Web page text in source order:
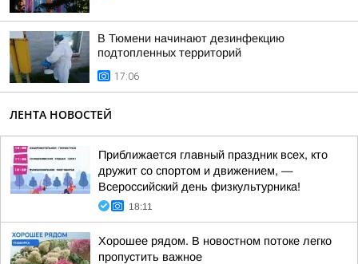
В Тюмени начинают дезинфекцию
подтопленных территорий
17:06
ЛЕНТА НОВОСТЕЙ
Приближается главный праздник всех, кто
дружит со спортом и движением, —
Всероссийский день физкультурника!
18:11
Хорошее рядом. В новостном потоке легко
пропустить важное